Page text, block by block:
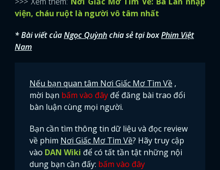
viện, cháu ruột là người vô tâm nhất
* Bài viết củaNgọc Quỳnhchia sẻ tại boxPhim Việt
Nam
Nếu bạn quan tâm Nơi Giấc Mơ Tìm Về ,
mời bạn bấm vào đây để đăng bài trao đổi
bàn luận cùng mọi người.
Bạn cần tìm thông tin dữ liệu và đọc review
về phim Nơi Giấc Mơ Tìm Về? Hãy truy cập
vào DAN Wiki để có tất tần tật những nội
dung bạn cần đấy: bấm vào đây